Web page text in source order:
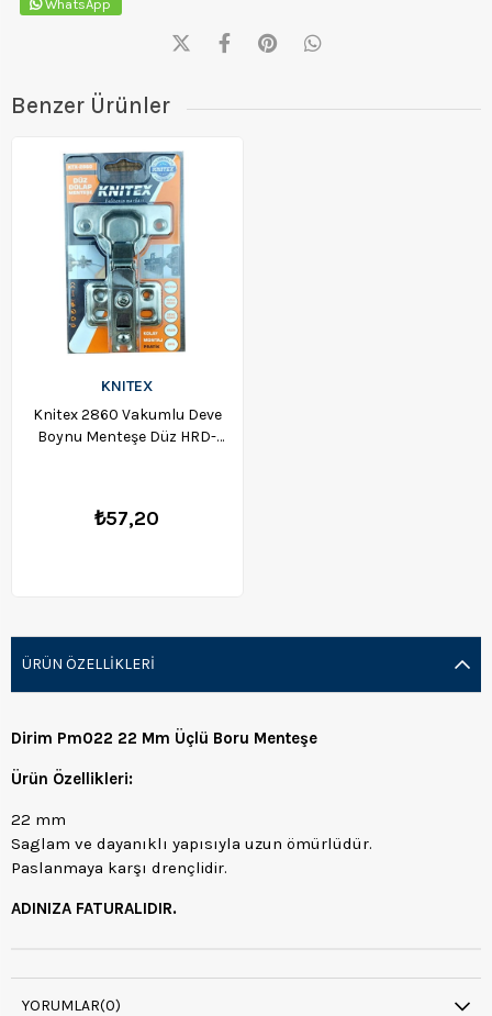
WhatsApp
Benzer Ürünler
KNITEX
Knitex 2860 Vakumlu Deve
Boynu Menteşe Düz HRD-
₺57,20
ÜRÜN ÖZELLIKLERI
Dirim Pm022 22 Mm Üçlü Boru Menteşe
Ürün Özellikleri:
22 mm
Saglam ve dayanıklı yapısıyla uzun ömürlüdür.
Paslanmaya karşı drençlidir.
ADINIZA FATURALIDIR.
YORUMLAR(0)